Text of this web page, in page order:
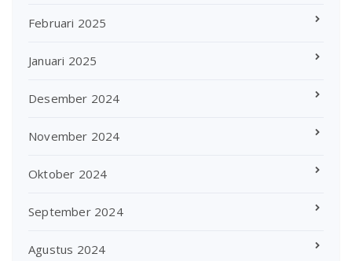
Februari 2025
Januari 2025
Desember 2024
November 2024
Oktober 2024
September 2024
Agustus 2024